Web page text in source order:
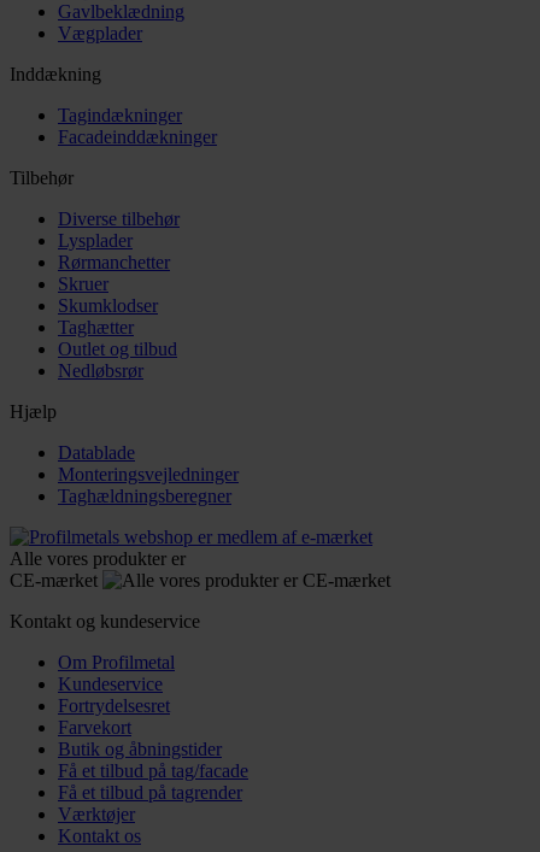
Gavlbeklædning
Vægplader
Inddækning
Tagindækninger
Facadeinddækninger
Tilbehør
Diverse tilbehør
Lysplader
Rørmanchetter
Skruer
Skumklodser
Taghætter
Outlet og tilbud
Nedløbsrør
Hjælp
Datablade
Monteringsvejledninger
Taghældningsberegner
Alle vores produkter er
CE-mærket
Kontakt og kundeservice
Om Profilmetal
Kundeservice
Fortrydelsesret
Farvekort
Butik og åbningstider
Få et tilbud på tag/facade
Få et tilbud på tagrender
Værktøjer
Kontakt os